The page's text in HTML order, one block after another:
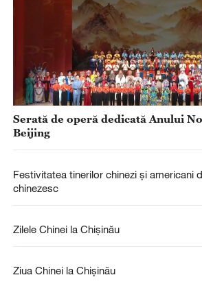
Serată de operă dedicată Anului
Beijing
Festivitatea tinerilor chinezi și americani
chinezesc
Zilele Chinei la Chișinău
Ziua Chinei la Chișinău